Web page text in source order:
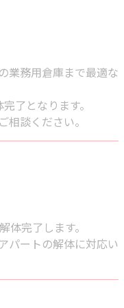
業務用倉庫まで最適な
了となります。
談ください。
完了します。
パートの解体に対応い